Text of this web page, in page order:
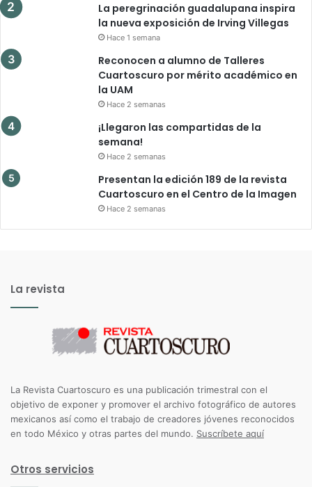
La peregrinación guadalupana inspira
la nueva exposición de Irving Villegas
Hace 1 semana
Reconocen a alumno de Talleres
Cuartoscuro por mérito académico en
la UAM
Hace 2 semanas
¡Llegaron las compartidas de la
semana!
Hace 2 semanas
Presentan la edición 189 de la revista
Cuartoscuro en el Centro de la Imagen
Hace 2 semanas
La revista
La Revista Cuartoscuro es una publicación trimestral con el
objetivo de exponer y promover el archivo fotográfico de autores
mexicanos así como el trabajo de creadores jóvenes reconocidos
en todo México y otras partes del mundo. Suscríbete aquí
Otros servicios